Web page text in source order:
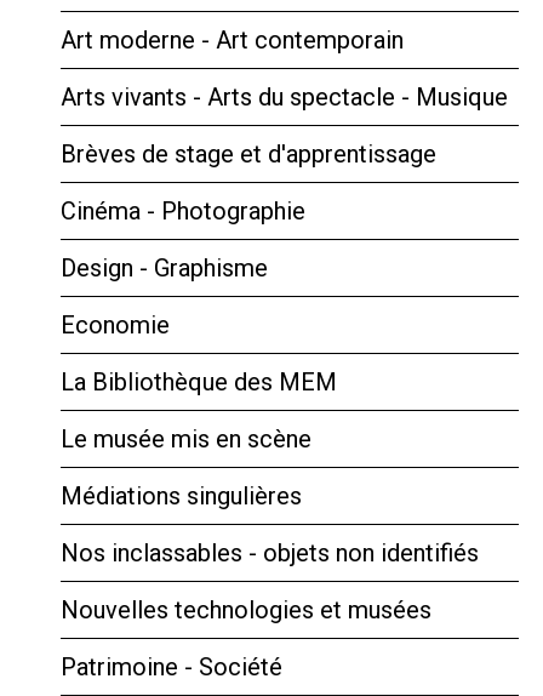
Art moderne - Art contemporain
Arts vivants - Arts du spectacle - Musique
Brèves de stage et d'apprentissage
Cinéma - Photographie
Design - Graphisme
Economie
La Bibliothèque des MEM
Le musée mis en scène
Médiations singulières
Nos inclassables - objets non identifiés
Nouvelles technologies et musées
Patrimoine - Société